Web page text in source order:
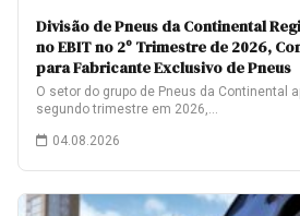
Divisão de Pneus da Continental
no EBIT no 2º Trimestre de 2026,
para Fabricante Exclusivo de Pneus
O setor do grupo de Pneus da Continental
segundo trimestre em 2026,…
04.08.2026